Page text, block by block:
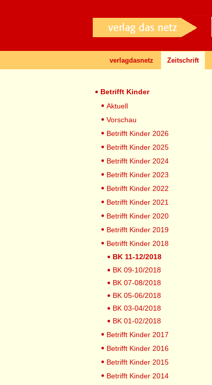
verlagdasnetz Zeitschrift
Betrifft Kinder
Aktuell
Vorschau
Betrifft Kinder 2026
Betrifft Kinder 2025
Betrifft Kinder 2024
Betrifft Kinder 2023
Betrifft Kinder 2022
Betrifft Kinder 2021
Betrifft Kinder 2020
Betrifft Kinder 2019
Betrifft Kinder 2018
BK 11-12/2018
BK 09-10/2018
BK 07-08/2018
BK 05-06/2018
BK 03-04/2018
BK 01-02/2018
Betrifft Kinder 2017
Betrifft Kinder 2016
Betrifft Kinder 2015
Betrifft Kinder 2014